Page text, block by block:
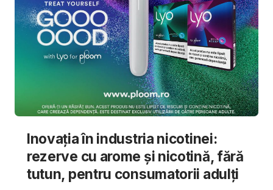
Inovația în industria nicotinei:
rezerve cu arome și nicotină, fără
tutun, pentru consumatorii adulți